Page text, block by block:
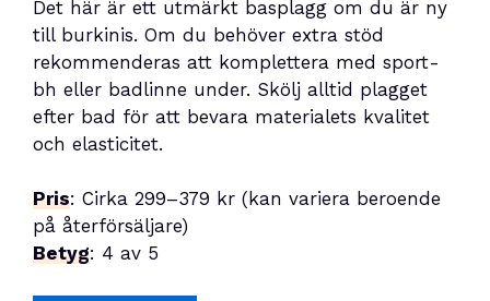
Det här är ett utmärkt basplagg om du är ny
till burkinis. Om du behöver extra stöd
rekommenderas att komplettera med sport-
bh eller badlinne under. Skölj alltid plagget
efter bad för att bevara materialets kvalitet
och elasticitet.
Pris: Cirka 299–379 kr (kan variera beroende
på återförsäljare)
Betyg: 4 av 5